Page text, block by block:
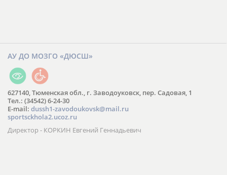
АУ ДО МОЗГО «ДЮСШ»
627140, Тюменская обл., г. Заводоуковск, пер. Садовая, 1
Тел.: (34542) 6-24-30
​E-mail: dussh1-zavodoukovsk@mail.ru
sportsckhola2.ucoz.ru
Директор - КОРКИН Евгений Геннадьевич